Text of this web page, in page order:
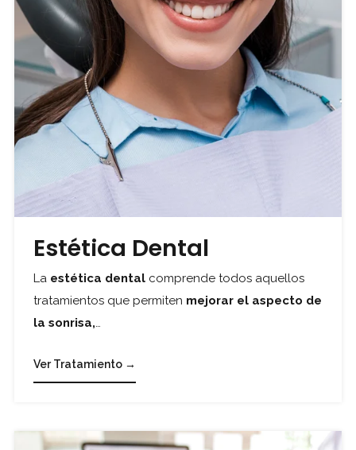
Estética Dental
La estética dental comprende todos aquellos
tratamientos que permiten mejorar el aspecto de
la sonrisa,…
Ver Tratamiento →